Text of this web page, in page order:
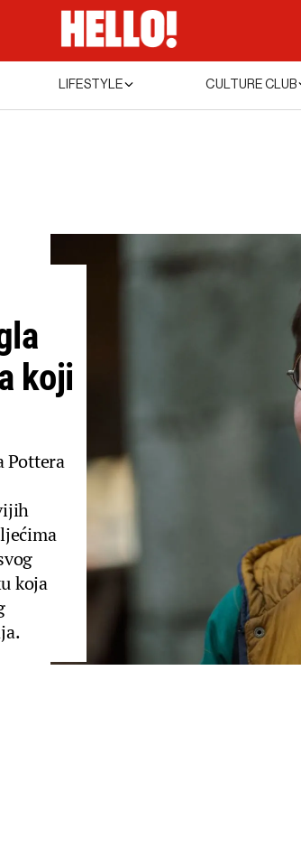
LIFESTYLE CULTURE CLUB
koji
Pottera
koja